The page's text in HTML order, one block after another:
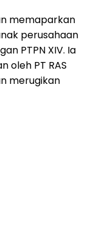
memaparkan
perusahaan
PTPN XIV. Ia
oleh PT RAS
merugikan